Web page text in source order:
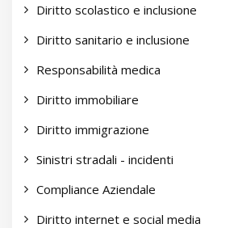
Diritto scolastico e inclusione
Diritto sanitario e inclusione
Responsabilità medica
Diritto immobiliare
Diritto immigrazione
Sinistri stradali - incidenti
Compliance Aziendale
Diritto internet e social media